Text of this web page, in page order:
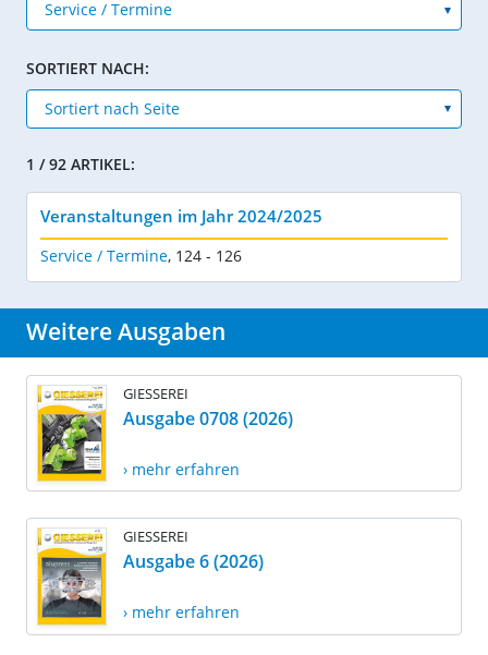
SORTIERT NACH:
1 / 92 ARTIKEL:
Veranstaltungen im Jahr 2024/2025
Service / Termine, 124 - 126
Weitere Ausgaben
GIESSEREI
Ausgabe 0708 (2026)
› mehr erfahren
GIESSEREI
Ausgabe 6 (2026)
› mehr erfahren